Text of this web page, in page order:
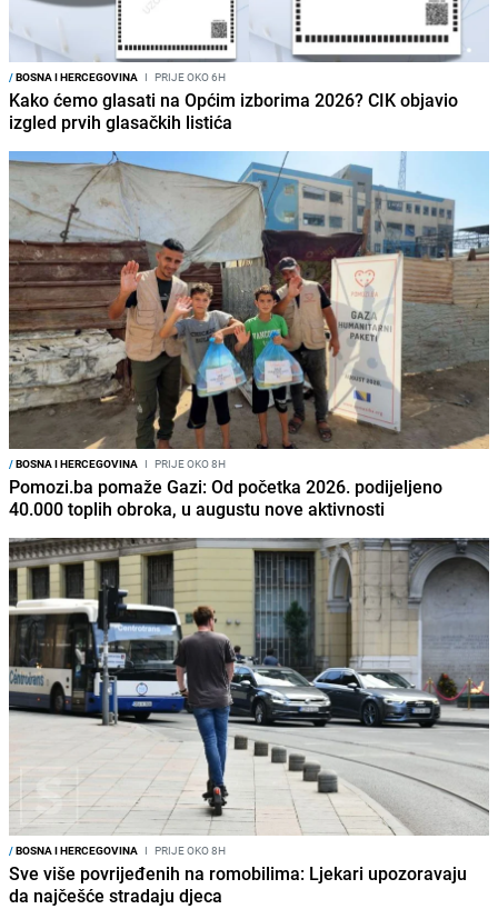
/BOSNA I HERCEGOVINA I PRIJE OKO 6H
Kako ćemo glasati na Općim izborima 2026? CIK objavio
izgled prvih glasačkih listića
/BOSNA I HERCEGOVINA I PRIJE OKO 8H
Pomozi.ba pomaže Gazi: Od početka 2026. podijeljeno
40.000 toplih obroka, u augustu nove aktivnosti
/BOSNA I HERCEGOVINA I PRIJE OKO 8H
Sve više povrijeđenih na romobilima: Ljekari upozoravaju
da najčešće stradaju djeca